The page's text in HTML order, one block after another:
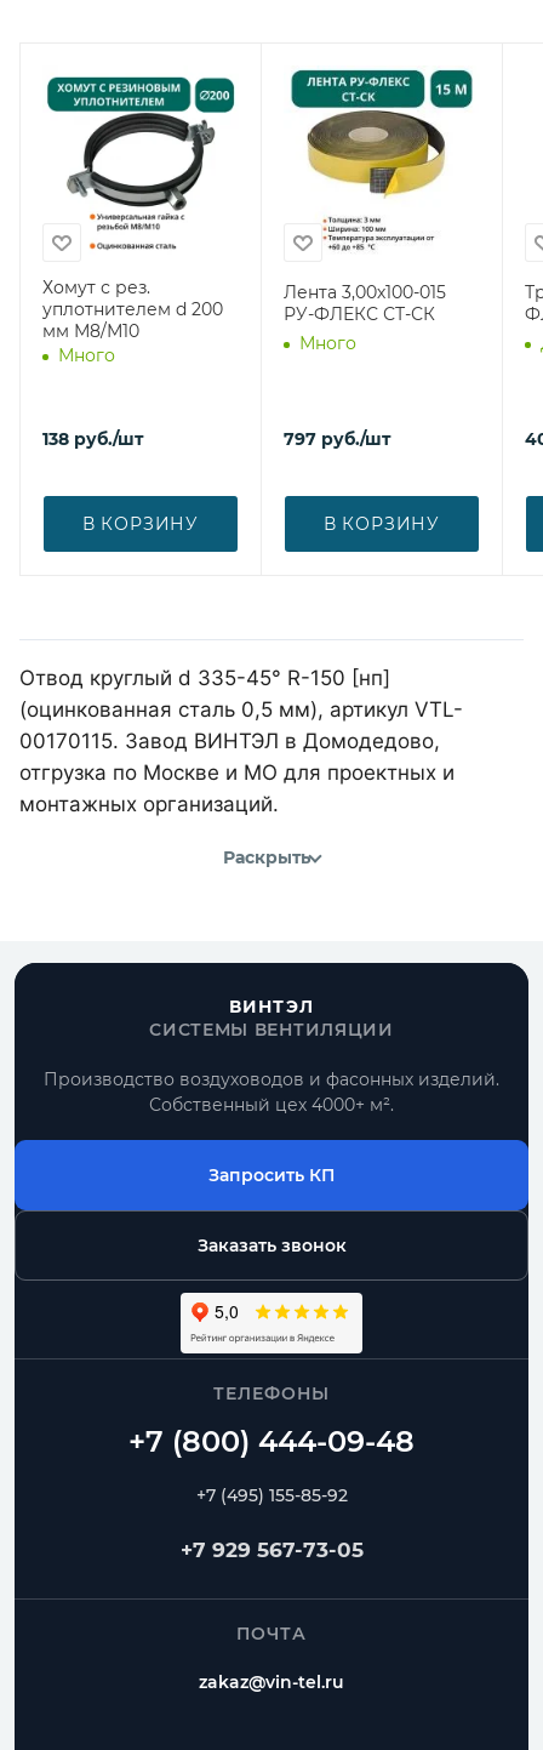
Хомут с рез.
уплотнителем d 200
мм М8/М10
Много
138 руб./шт
В КОРЗИНУ
Лента 3,00х100-015
РУ-ФЛЕКС СТ-СК
Много
797 руб./шт
В КОРЗИНУ
Отвод круглый d 335-45° R-150 [нп]
(оцинкованная сталь 0,5 мм), артикул VTL-
00170115. Завод ВИНТЭЛ в Домодедово,
отгрузка по Москве и МО для проектных и
монтажных организаций.
Раскрыть
ВИНТЭЛ
СИСТЕМЫ ВЕНТИЛЯЦИИ
Производство воздуховодов и фасонных изделий.
Собственный цех 4000+ м².
Запросить КП
Заказать звонок
ТЕЛЕФОНЫ
+7 (495) 155-85-92
+7 929 567-73-05
ПОЧТА
zakaz@vin-tel.ru